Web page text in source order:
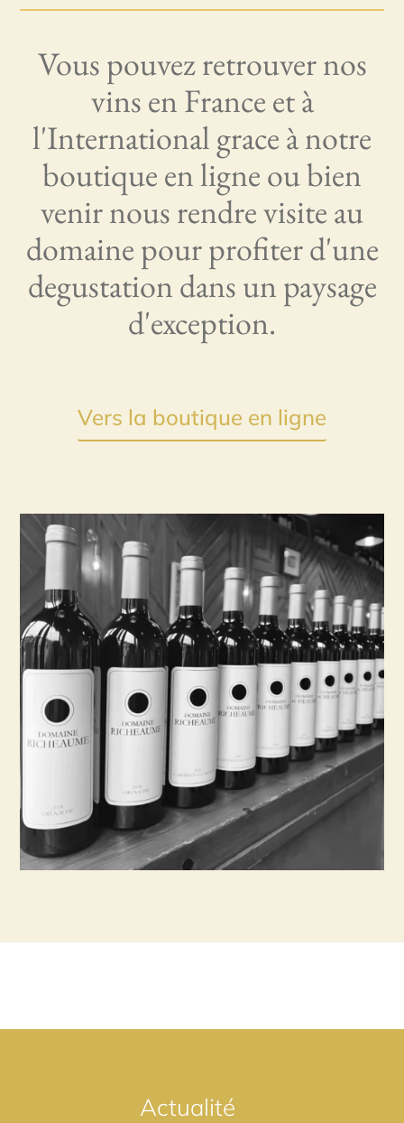
Vous pouvez retrouver nos
vins en France et à
l'International grace à notre
boutique en ligne ou bien
venir nous rendre visite au
domaine pour profiter d'une
degustation dans un paysage
d'exception.
Vers la boutique en ligne
Actualité